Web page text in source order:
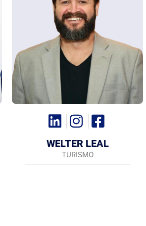
WELTER LEAL
TURISMO